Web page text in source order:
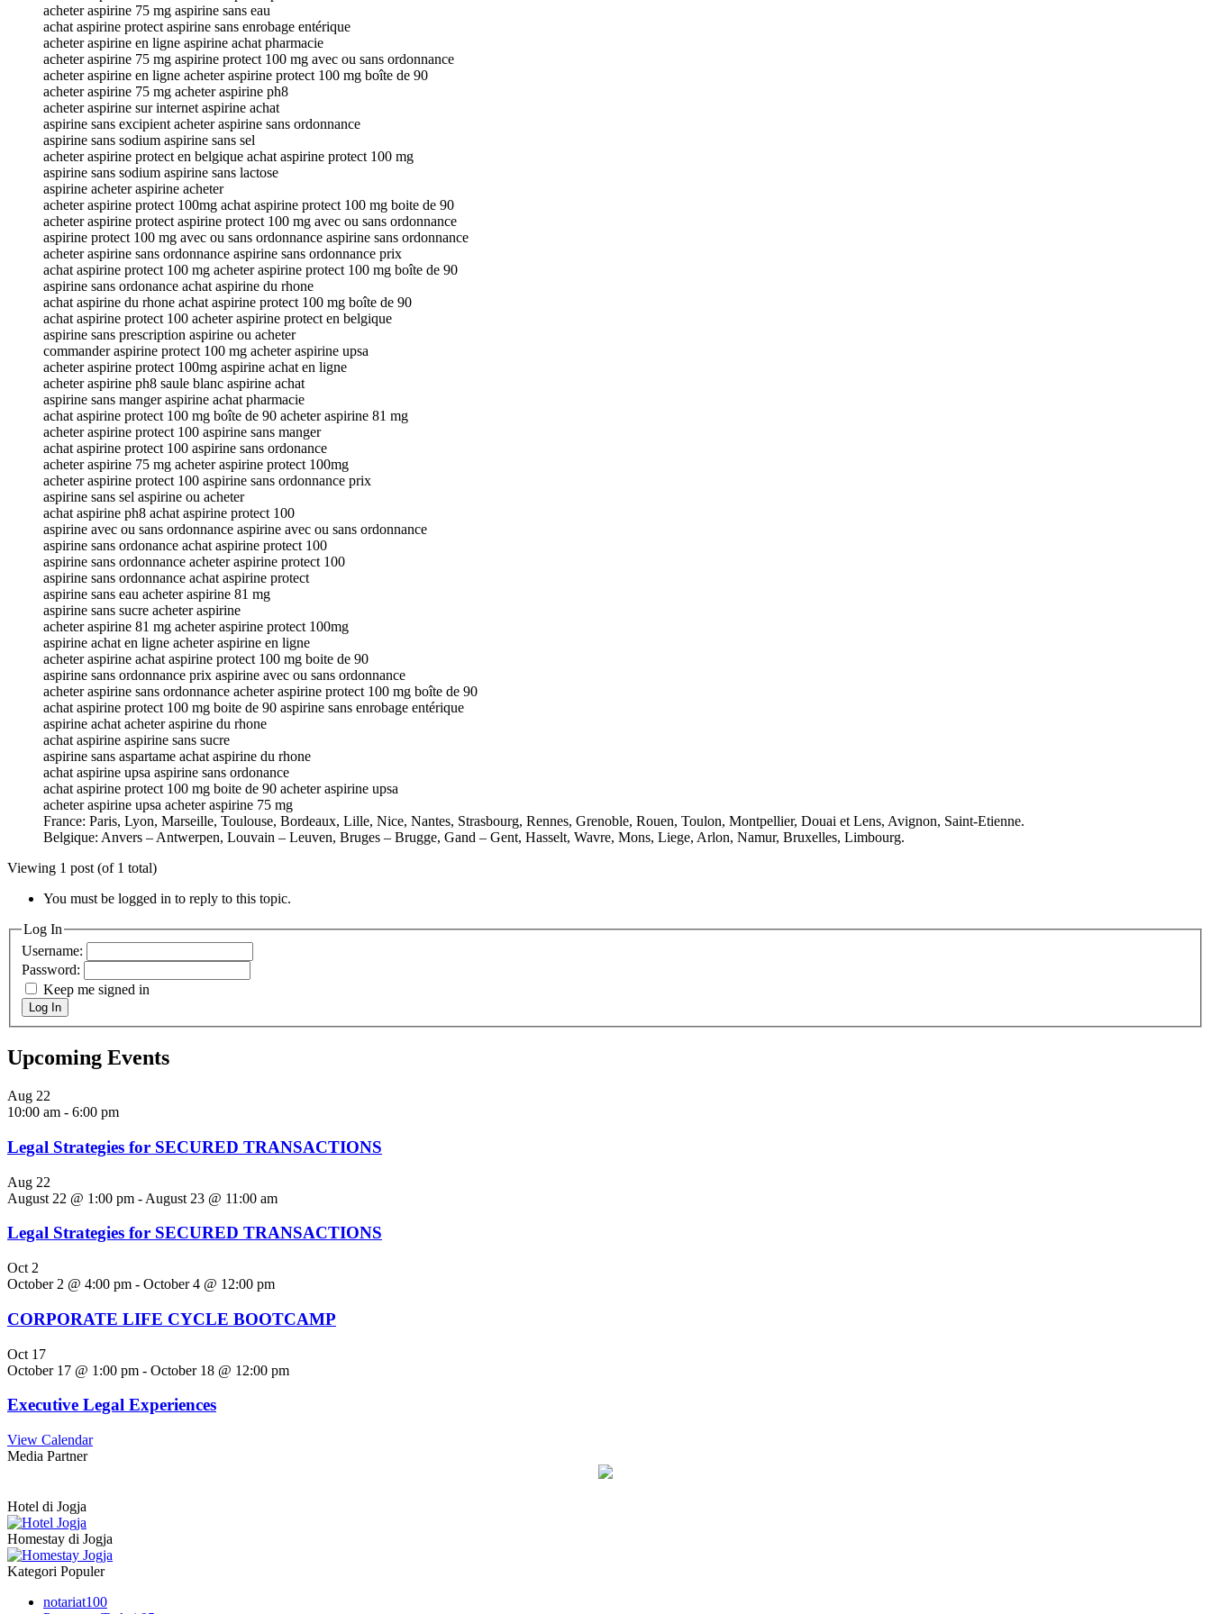
acheter aspirine 75 mg aspirine sans eau
achat aspirine protect aspirine sans enrobage entérique
acheter aspirine en ligne aspirine achat pharmacie
acheter aspirine 75 mg aspirine protect 100 mg avec ou sans ordonnance
acheter aspirine en ligne acheter aspirine protect 100 mg boîte de 90
acheter aspirine 75 mg acheter aspirine ph8
acheter aspirine sur internet aspirine achat
aspirine sans excipient acheter aspirine sans ordonnance
aspirine sans sodium aspirine sans sel
acheter aspirine protect en belgique achat aspirine protect 100 mg
aspirine sans sodium aspirine sans lactose
aspirine acheter aspirine acheter
acheter aspirine protect 100mg achat aspirine protect 100 mg boite de 90
acheter aspirine protect aspirine protect 100 mg avec ou sans ordonnance
aspirine protect 100 mg avec ou sans ordonnance aspirine sans ordonnance
acheter aspirine sans ordonnance aspirine sans ordonnance prix
achat aspirine protect 100 mg acheter aspirine protect 100 mg boîte de 90
aspirine sans ordonance achat aspirine du rhone
achat aspirine du rhone achat aspirine protect 100 mg boîte de 90
achat aspirine protect 100 acheter aspirine protect en belgique
aspirine sans prescription aspirine ou acheter
commander aspirine protect 100 mg acheter aspirine upsa
acheter aspirine protect 100mg aspirine achat en ligne
acheter aspirine ph8 saule blanc aspirine achat
aspirine sans manger aspirine achat pharmacie
achat aspirine protect 100 mg boîte de 90 acheter aspirine 81 mg
acheter aspirine protect 100 aspirine sans manger
achat aspirine protect 100 aspirine sans ordonance
acheter aspirine 75 mg acheter aspirine protect 100mg
acheter aspirine protect 100 aspirine sans ordonnance prix
aspirine sans sel aspirine ou acheter
achat aspirine ph8 achat aspirine protect 100
aspirine avec ou sans ordonnance aspirine avec ou sans ordonnance
aspirine sans ordonance achat aspirine protect 100
aspirine sans ordonnance acheter aspirine protect 100
aspirine sans ordonnance achat aspirine protect
aspirine sans eau acheter aspirine 81 mg
aspirine sans sucre acheter aspirine
acheter aspirine 81 mg acheter aspirine protect 100mg
aspirine achat en ligne acheter aspirine en ligne
acheter aspirine achat aspirine protect 100 mg boite de 90
aspirine sans ordonnance prix aspirine avec ou sans ordonnance
acheter aspirine sans ordonnance acheter aspirine protect 100 mg boîte de 90
achat aspirine protect 100 mg boite de 90 aspirine sans enrobage entérique
aspirine achat acheter aspirine du rhone
achat aspirine aspirine sans sucre
aspirine sans aspartame achat aspirine du rhone
achat aspirine upsa aspirine sans ordonance
achat aspirine protect 100 mg boite de 90 acheter aspirine upsa
acheter aspirine upsa acheter aspirine 75 mg
France: Paris, Lyon, Marseille, Toulouse, Bordeaux, Lille, Nice, Nantes, Strasbourg, Rennes, Grenoble, Rouen, Toulon, Montpellier, Douai et Lens, Avignon, Saint-Etienne.
Belgique: Anvers – Antwerpen, Louvain – Leuven, Bruges – Brugge, Gand – Gent, Hasselt, Wavre, Mons, Liege, Arlon, Namur, Bruxelles, Limbourg.
Viewing 1 post (of 1 total)
You must be logged in to reply to this topic.
Log In
Username:
Password:
Keep me signed in
Log In
Upcoming Events
Aug 22
10:00 am - 6:00 pm
Legal Strategies for SECURED TRANSACTIONS
Aug 22
August 22 @ 1:00 pm - August 23 @ 11:00 am
Legal Strategies for SECURED TRANSACTIONS
Oct 2
October 2 @ 4:00 pm - October 4 @ 12:00 pm
CORPORATE LIFE CYCLE BOOTCAMP
Oct 17
October 17 @ 1:00 pm - October 18 @ 12:00 pm
Executive Legal Experiences
View Calendar
Media Partner
Hotel di Jogja
Homestay di Jogja
Kategori Populer
notariat100